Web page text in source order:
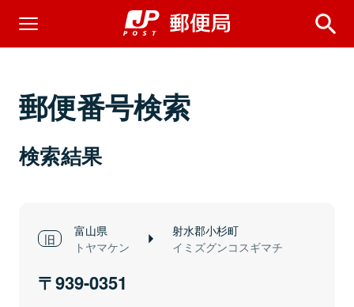
郵便番号検索
検索結果
富山県
トヤマケン
射水郡小杉町
イミズグンコスギマチ
939-0351